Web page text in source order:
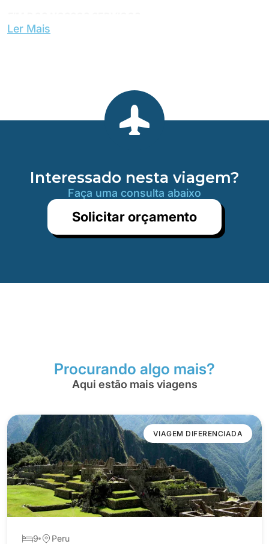
Ler Mais
Interessado nesta viagem?
Faça uma consulta abaixo
Solicitar orçamento
Procurando algo mais?
Aqui estão mais viagens
VIAGEM DIFERENCIADA
9 Peru